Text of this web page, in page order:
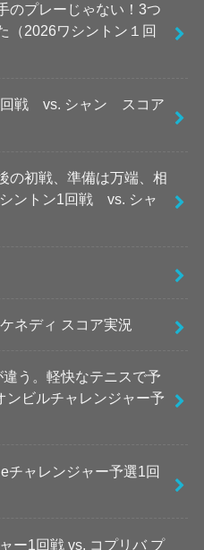
のプレーじゃない！3つ
（2026ワシントン１回
回戦 vs. シャン スコア
の初戦、準備は万端、相
ントン1回戦 vs. シャ
ネディ スコア実況
う。軽快なテニスで予
ンビルチャレンジャー予
チャレンジャー予選1回
ー1回戦 vs. コプリバ プ